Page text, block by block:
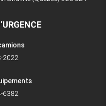
2022
6382